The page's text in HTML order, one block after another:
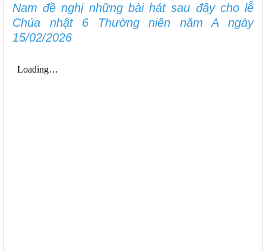
Nam đề nghị những bài hát sau đây cho lễ
Chúa nhật 6 Thường niên năm A ngày
15/02/2026